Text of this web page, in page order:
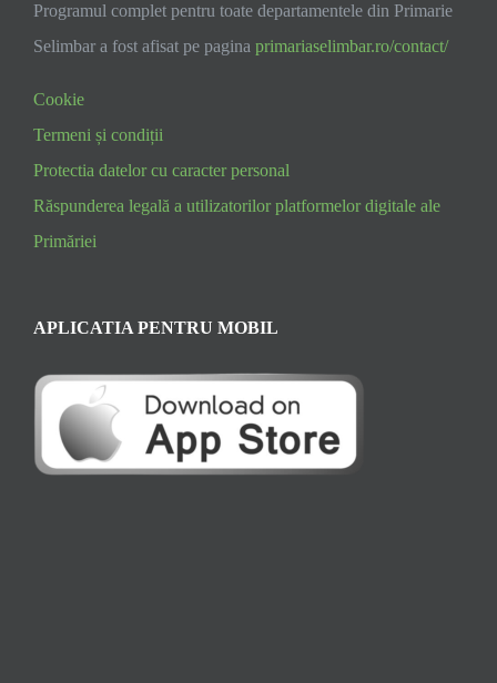
Programul complet pentru toate departamentele din Primarie
Selimbar a fost afisat pe pagina primariaselimbar.ro/contact/
Cookie
Termeni și condiții
Protectia datelor cu caracter personal
Răspunderea legală a utilizatorilor platformelor digitale ale
Primăriei
APLICATIA PENTRU MOBIL